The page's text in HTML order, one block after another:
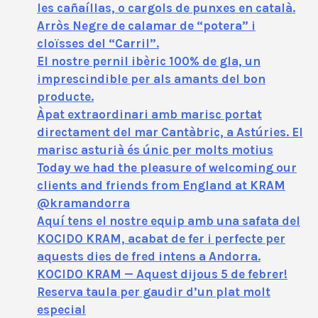
les cañaíllas, o cargols de punxes en català.
Arròs Negre de calamar de “potera” i
cloïsses del “Carril”.
El nostre pernil ibèric 100% de gla, un
imprescindible per als amants del bon
producte.
Àpat extraordinari amb marisc portat
directament del mar Cantàbric, a Astúries. El
marisc asturià és únic per molts motius
Today we had the pleasure of welcoming our
clients and friends from England at KRAM
@kramandorra
Aquí tens el nostre equip amb una safata del
KOCIDO KRAM, acabat de fer i perfecte per
aquests dies de fred intens a Andorra.
KOCIDO KRAM — Aquest dijous 5 de febrer!
Reserva taula per gaudir d’un plat molt
especial